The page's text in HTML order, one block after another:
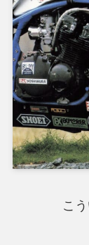
こ